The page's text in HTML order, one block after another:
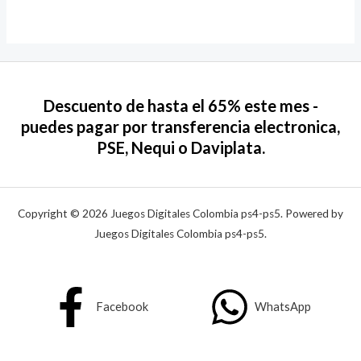
Descuento de hasta el 65% este mes -
puedes pagar por transferencia electronica,
PSE, Nequi o Daviplata.
Copyright © 2026 Juegos Digitales Colombia ps4-ps5. Powered by
Juegos Digitales Colombia ps4-ps5.
Facebook WhatsApp